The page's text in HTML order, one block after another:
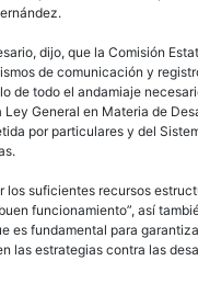
dijo, que la Comisión
de comunicación y
de todo el andamiaje
General en Materia de
por particulares y del
los suficientes recursos
funcionamiento”, así
es fundamental para
las estrategias contra las